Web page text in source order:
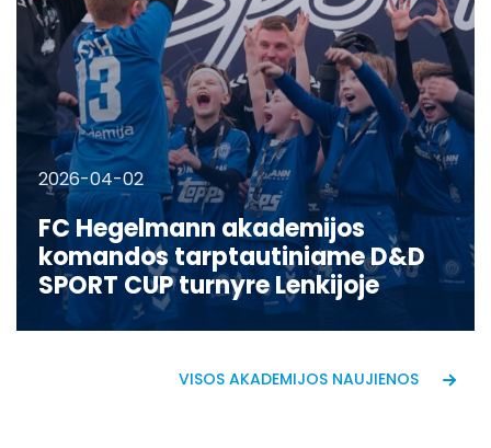
2026-04-02
FC Hegelmann akademijos
komandos tarptautiniame D&D
SPORT CUP turnyre Lenkijoje
VISOS AKADEMIJOS NAUJIENOS